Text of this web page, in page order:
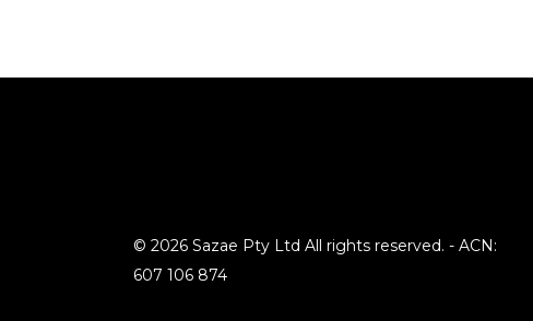
© 2026 Sazae Pty Ltd All rights reserved. - ACN:
607 106 874